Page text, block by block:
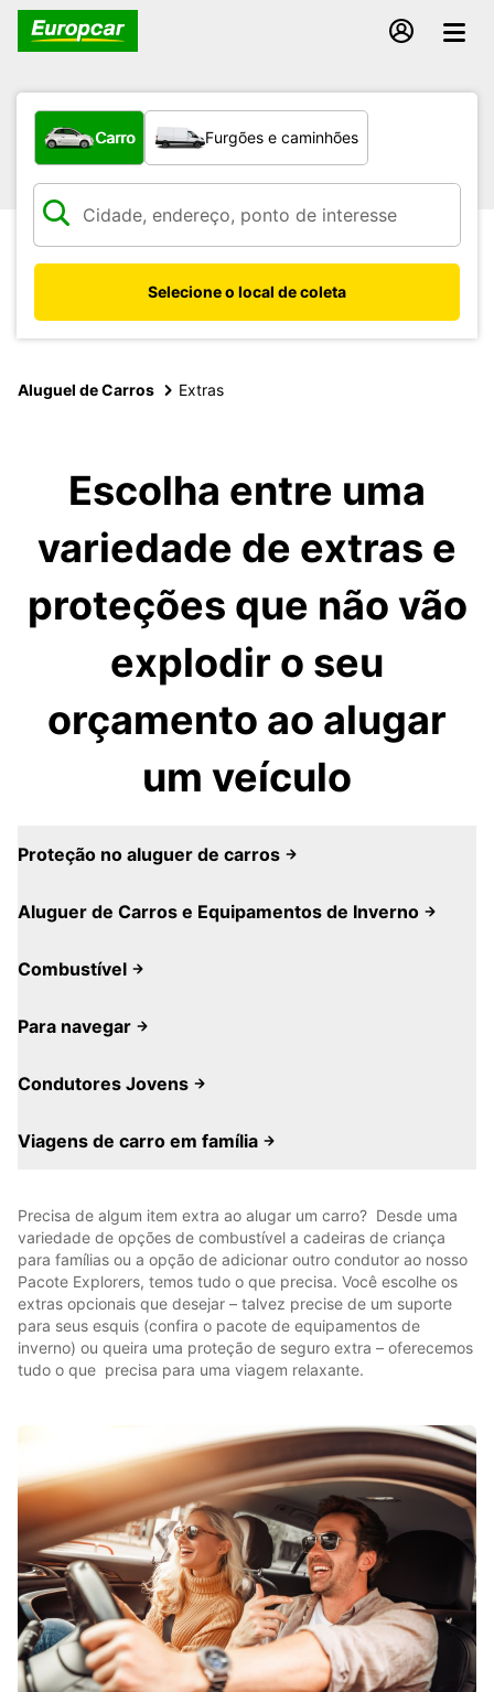
Qual tipo de veículo?
Carro Furgões e caminhões
Selecione o local de coleta
Aluguel de Carros Extras
Escolha entre uma
variedade de extras e
proteções que não vão
explodir o seu
orçamento ao alugar
um veículo
Proteção no aluguer de carros
Aluguer de Carros e Equipamentos de Inverno
Combustível
Para navegar
Condutores Jovens
Viagens de carro em família
Precisa de algum item extra ao alugar um carro? Desde uma
variedade de opções de combustível a cadeiras de criança
para famílias ou a opção de adicionar outro condutor ao nosso
Pacote Explorers, temos tudo o que precisa. Você escolhe os
extras opcionais que desejar – talvez precise de um suporte
para seus esquis (confira o pacote de equipamentos de
inverno) ou queira uma proteção de seguro extra – oferecemos
tudo o que precisa para uma viagem relaxante.